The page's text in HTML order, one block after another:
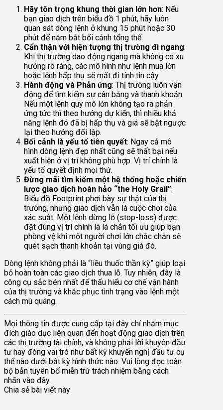
Hãy tôn trọng khung thời gian lớn hơn: Nếu
bạn giao dịch trên biểu đồ 1 phút, hãy luôn
quan sát dòng lệnh ở khung 15 phút hoặc 30
phút để nắm bắt bối cảnh tổng thể.
Cẩn thận với hiện tượng thị trường đi ngang:
Khi thị trường dao động ngang mà không có xu
hướng rõ ràng, các mô hình như lệnh mua lớn
hoặc lệnh hấp thụ sẽ mất đi tính tin cậy.
Hành động và Phản ứng: Thị trường luôn vận
động để tìm kiếm sự cân bằng và thanh khoản.
Nếu một lệnh quy mô lớn không tạo ra phản
ứng tức thì theo hướng dự kiến, thì nhiều khả
năng lệnh đó đã bị hấp thụ và giá sẽ bật ngược
lại theo hướng đối lập.
Bối cảnh là yếu tố tiên quyết: Ngay cả mô
hình dòng lệnh đẹp nhất cũng sẽ thất bại nếu
xuất hiện ở vị trí không phù hợp. Vị trí chính là
yếu tố quyết định mọi thứ.
Đừng mãi tìm kiếm một hệ thống hoặc chiến
lược giao dịch hoàn hảo “the Holy Grail”:
Biểu đồ Footprint phơi bày sự thật của thị
trường, nhưng giao dịch vẫn là cuộc chơi của
xác suất. Một lệnh dừng lỗ (stop-loss) được
đặt đúng vị trí chính là lá chắn tối ưu giúp bạn
phòng vệ khi một người chơi lớn chắc chắn sẽ
quét sạch thanh khoản tại vùng giá đó.
Dòng lệnh không phải là “liều thuốc thần kỳ” giúp loại
bỏ hoàn toàn các giao dịch thua lỗ. Tuy nhiên, đây là
công cụ sắc bén nhất để thấu hiểu cơ chế vận hành
của thị trường và khắc phục tình trạng vào lệnh một
cách mù quáng.
Mọi thông tin được cung cấp tại đây chỉ nhằm mục
đích giáo dục liên quan đến hoạt động giao dịch trên
các thị trường tài chính, và không phải lời khuyên đầu
tư hay đóng vai trò như bất kỳ khuyến nghị đầu tư cụ
thể nào dưới bất kỳ hình thức nào. Vui lòng đọc toàn
bộ bản tuyên bố miễn trừ trách nhiệm bằng cách
nhấn vào đây.
Chia sẻ bài viết này